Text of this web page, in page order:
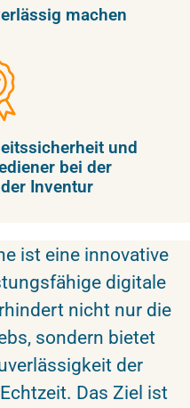
machen
und
bei der
Inventur
ist eine innovative
digitale
nicht nur die
sondern bietet
der
Das Ziel ist